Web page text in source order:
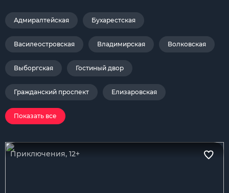
Адмиралтейская Бухарестская
Василеостровская Владимирская Волковская
Выборгская Гостиный двор
Гражданский проспект Елизаровская
Показать все
Приключения, 12+